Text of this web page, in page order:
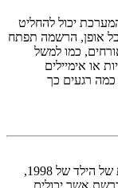
יכול להחליט
אופן, הרשמה תפתח
כמו למשל
או אימיילים
רגעים כך
COPPA, או החוק לפרטיות והגנה המקוונת של הילד של 1998,
אשר יכולים